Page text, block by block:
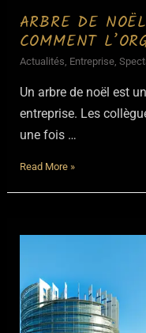
ARBRE DE
COMMENT
Actualités Entreprise,
Un arbre de noël est
entreprise. Les
une fois …
Arbre
:
?
Read More »